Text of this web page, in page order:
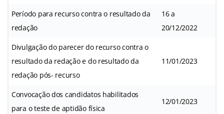
Período para recurso contra o resultado da
redação
16 a
20/12/2022
Divulgação do parecer do recurso contra o
resultado da redação e do resultado da
redação pós- recurso
11/01/2023
Convocação dos candidatos habilitados
para o teste de aptidão física
12/01/2023